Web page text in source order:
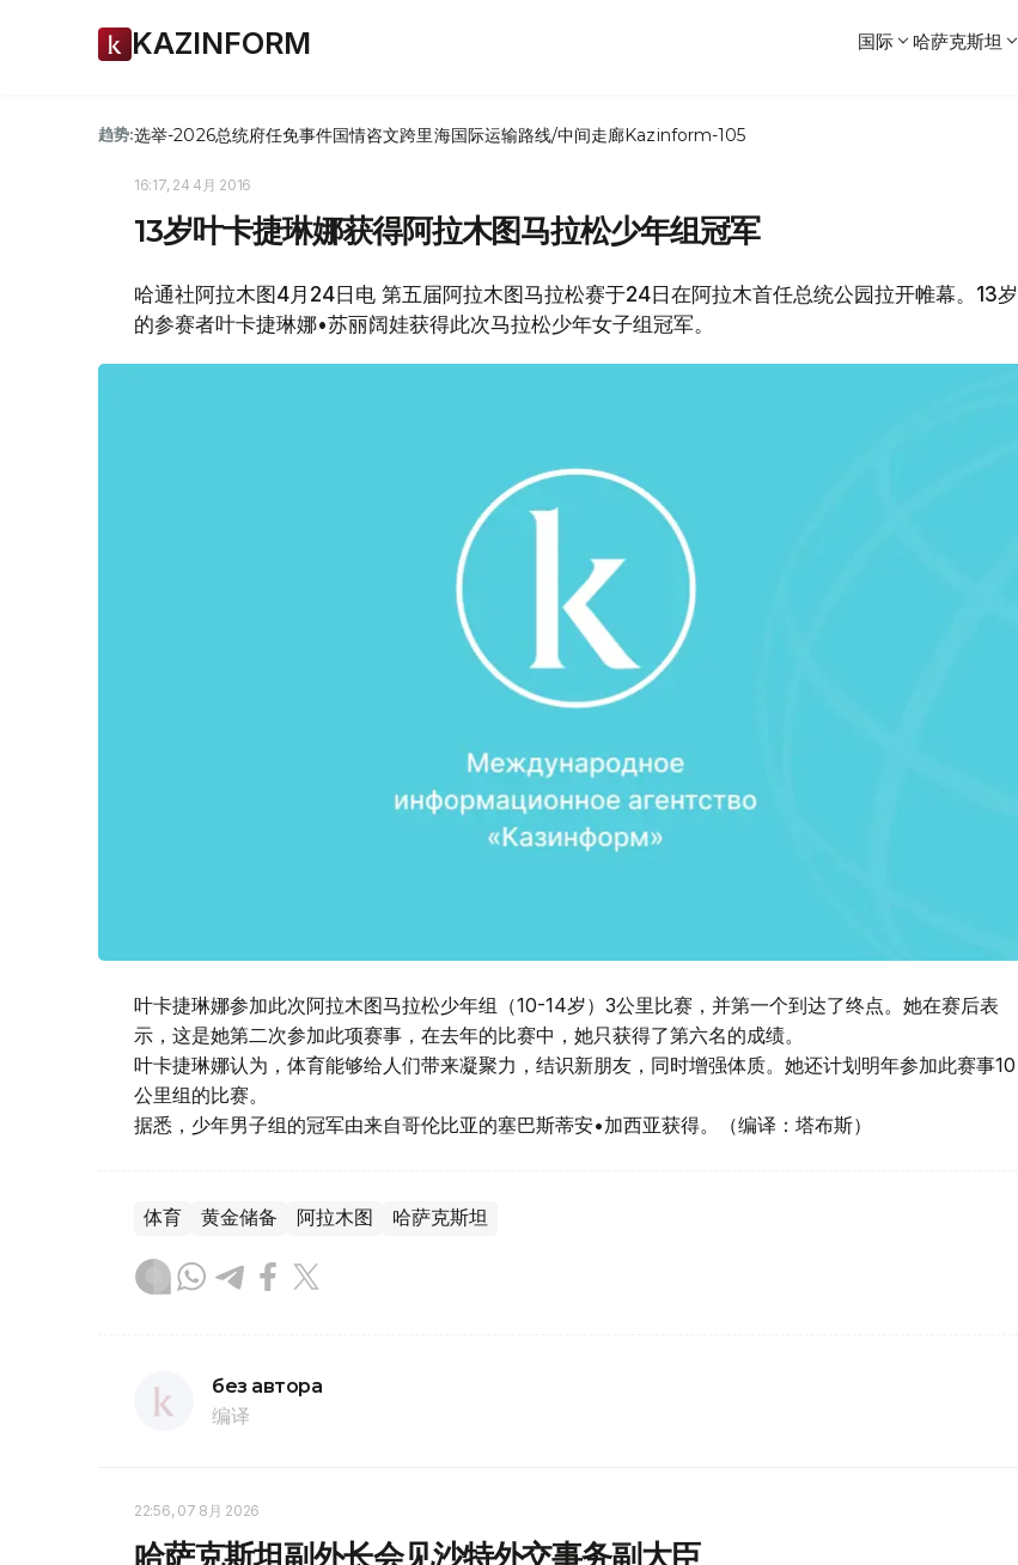
KAZINFORM 国际 哈萨克斯坦
趋势:选举-2026总统府任免事件国情咨文跨里海国际运输路线/中间走廊Kazinform-105
16:17, 24 4月 2016
13岁叶卡捷琳娜获得阿拉木图马拉松少年组冠军
哈通社阿拉木图4月24日电 第五届阿拉木图马拉松赛于24日在阿拉木首任总统公园拉开帷幕。13岁
的参赛者叶卡捷琳娜•苏丽阔娃获得此次马拉松少年女子组冠军。
叶卡捷琳娜参加此次阿拉木图马拉松少年组（10-14岁）3公里比赛，并第一个到达了终点。她在赛后表
示，这是她第二次参加此项赛事，在去年的比赛中，她只获得了第六名的成绩。
叶卡捷琳娜认为，体育能够给人们带来凝聚力，结识新朋友，同时增强体质。她还计划明年参加此赛事10
公里组的比赛。
据悉，少年男子组的冠军由来自哥伦比亚的塞巴斯蒂安•加西亚获得。（编译：塔布斯）
体育 黄金储备 阿拉木图 哈萨克斯坦
без автора
编译
22:56, 07 8月 2026
哈萨克斯坦副外长会见沙特外交事务副大臣